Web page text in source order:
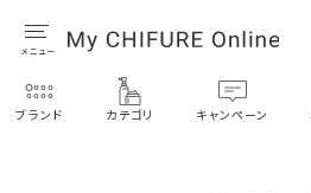
ブランド カテゴリ キャンペーン